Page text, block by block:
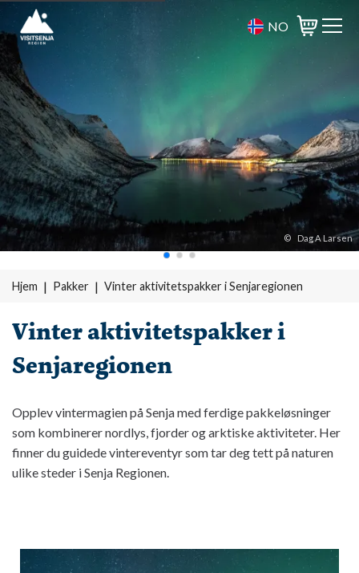
NO
Varukorg
© Dag A Larsen
Hjem Pakker Vinter aktivitets­pakker i Senjaregionen
Vinter aktivitets­pakker i
Senjaregionen
Opplev vintermagien på Senja med ferdige pakkeløsninger
som kombinerer nordlys, fjorder og arktiske aktiviteter. Her
finner du guidede vintereventyr som tar deg tett på naturen
ulike steder i Senja Regionen.